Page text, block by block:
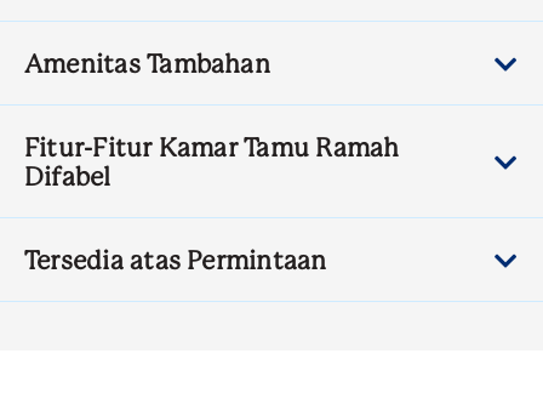
Amenitas Tambahan
Fitur-Fitur Kamar Tamu Ramah
Difabel
Tersedia atas Permintaan